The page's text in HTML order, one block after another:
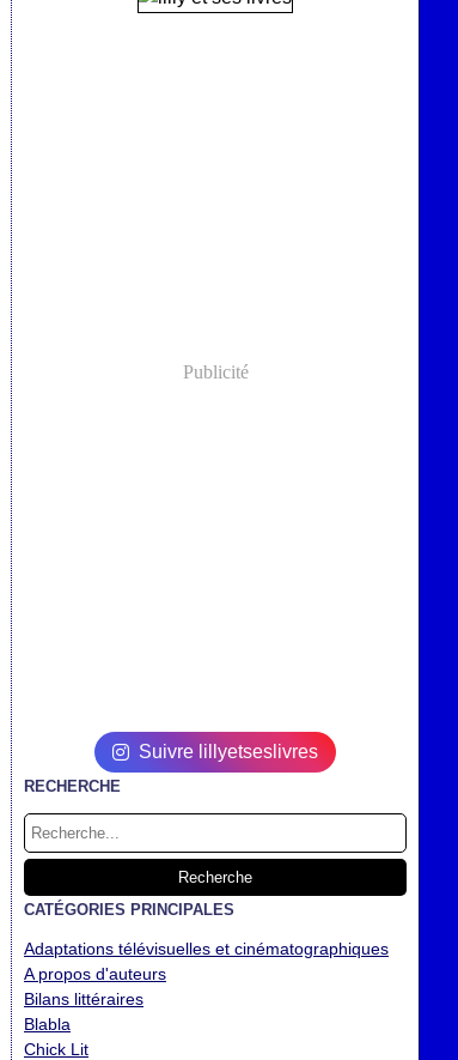
Publicité
Suivre lillyetseslivres
RECHERCHE
CATÉGORIES PRINCIPALES
Adaptations télévisuelles et cinématographiques
A propos d'auteurs
Bilans littéraires
Blabla
Chick Lit